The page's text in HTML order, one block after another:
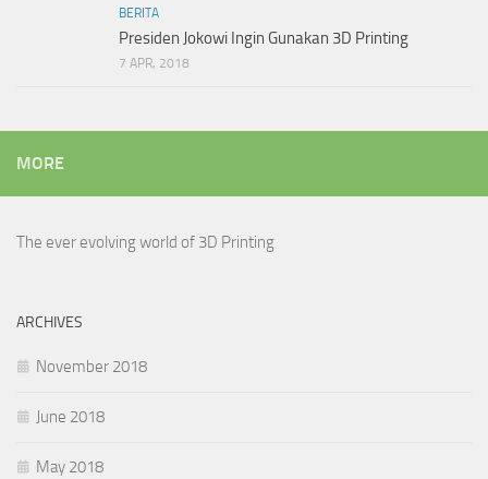
BERITA
Presiden Jokowi Ingin Gunakan 3D Printing
7 APR, 2018
MORE
The ever evolving world of 3D Printing
ARCHIVES
November 2018
June 2018
May 2018